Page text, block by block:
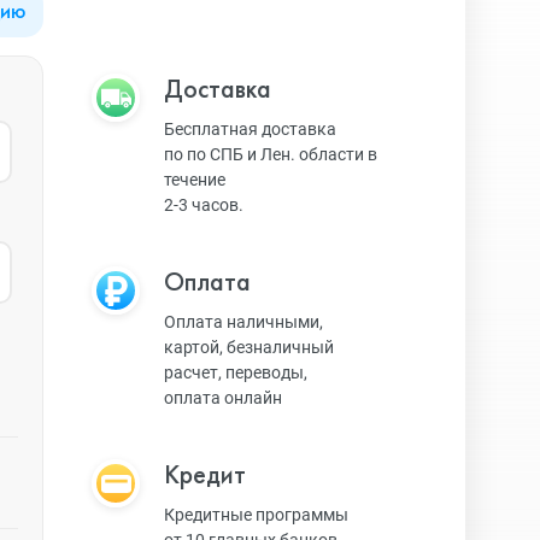
Apple Watch Series 9
Apple Watch Ultra 3
Apple Watch Ultra
Apple Watch SE 2023
Apple Watch SE 2022
Умные часы, браслеты
Доставка
Бесплатная доставка
по по СПБ и Лен. области в
течение
2-3 часов.
Оплата
Оплата наличными,
картой, безналичный
расчет, переводы,
оплата онлайн
Кредит
Кредитные программы